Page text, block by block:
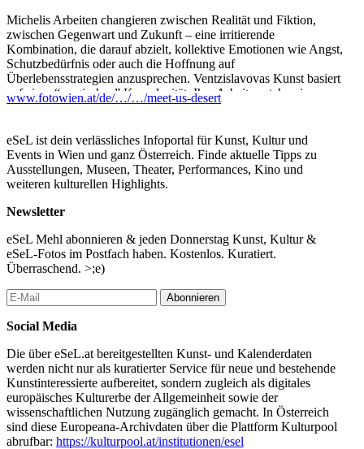
Michelis Arbeiten changieren zwischen Realität und Fiktion,
zwischen Gegenwart und Zukunft – eine irritierende
Kombination, die darauf abzielt, kollektive Emotionen wie Angst,
Schutzbedürfnis oder auch die Hoffnung auf
Überlebensstrategien anzusprechen. Ventzislavovas Kunst basiert
auf einer “magischen” Komplexität. Ihre Arbeiten stehen im
direkten Zusammenhang mit relevanten Themen unserer Zeit.
in eine metaphorische Form, die Imaginationen für eine kritische
Analyse unserer Gesellschaft eröffnet.
...Mehr lesen
www.fotowien.at/de/…/…/meet-us-desert
eSeL ist dein verlässliches Infoportal für Kunst, Kultur und
Events in Wien und ganz Österreich. Finde aktuelle Tipps zu
Ausstellungen, Museen, Theater, Performances, Kino und
weiteren kulturellen Highlights.
Newsletter
eSeL Mehl abonnieren & jeden Donnerstag Kunst, Kultur &
eSeL-Fotos im Postfach haben. Kostenlos. Kuratiert.
Überraschend. >;e)
Abonnieren
Social Media
Die über eSeL.at bereitgestellten Kunst- und Kalenderdaten
werden nicht nur als kuratierter Service für neue und bestehende
Kunstinteressierte aufbereitet, sondern zugleich als digitales
europäisches Kulturerbe der Allgemeinheit sowie der
wissenschaftlichen Nutzung zugänglich gemacht. In Österreich
sind diese Europeana-Archivdaten über die Plattform Kulturpool
abrufbar: https://kulturpool.at/institutionen/esel